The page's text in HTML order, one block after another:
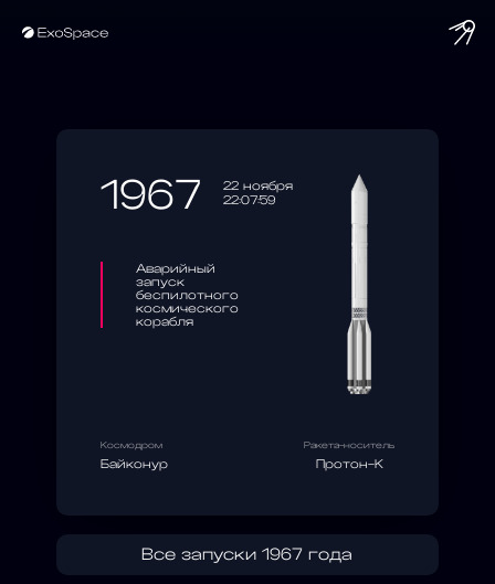
1967
22 ноября
22:07:59
Аварийный
запуск
беспилотного
космического
корабля
Космодром
Байконур
Ракета-носитель
Протон-К
Все запуски 1967 года